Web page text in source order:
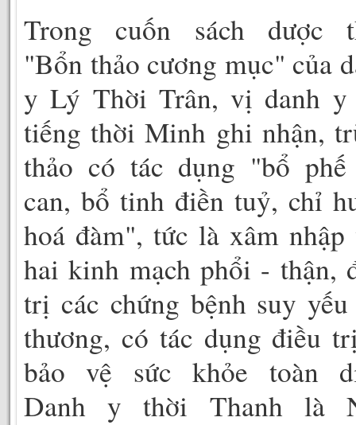
Trong cuốn sách dược
"Bổn thảo cương mục" của
y Lý Thời Trân, vị danh y
tiếng thời Minh ghi nhận,
thảo có tác dụng "bổ
can, bổ tinh điền tuỷ, chỉ
hoá đàm", tức là xâm nhập
hai kinh mạch phổi - thận,
trị các chứng bệnh suy
thương, có tác dụng điều
bảo vệ sức khỏe toàn
Danh y thời Thanh là